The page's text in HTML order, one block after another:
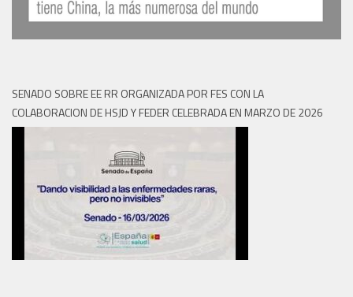
SENADO SOBRE EE RR ORGANIZADA POR FES CON LA
COLABORACION DE HSJD Y FEDER CELEBRADA EN MARZO DE 2026